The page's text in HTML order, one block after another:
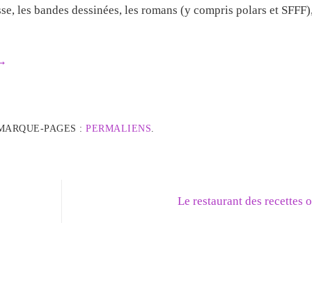
les bandes dessinées, les romans (y compris polars et
PAGES : PERMALIENS.
Le restaurant des recettes